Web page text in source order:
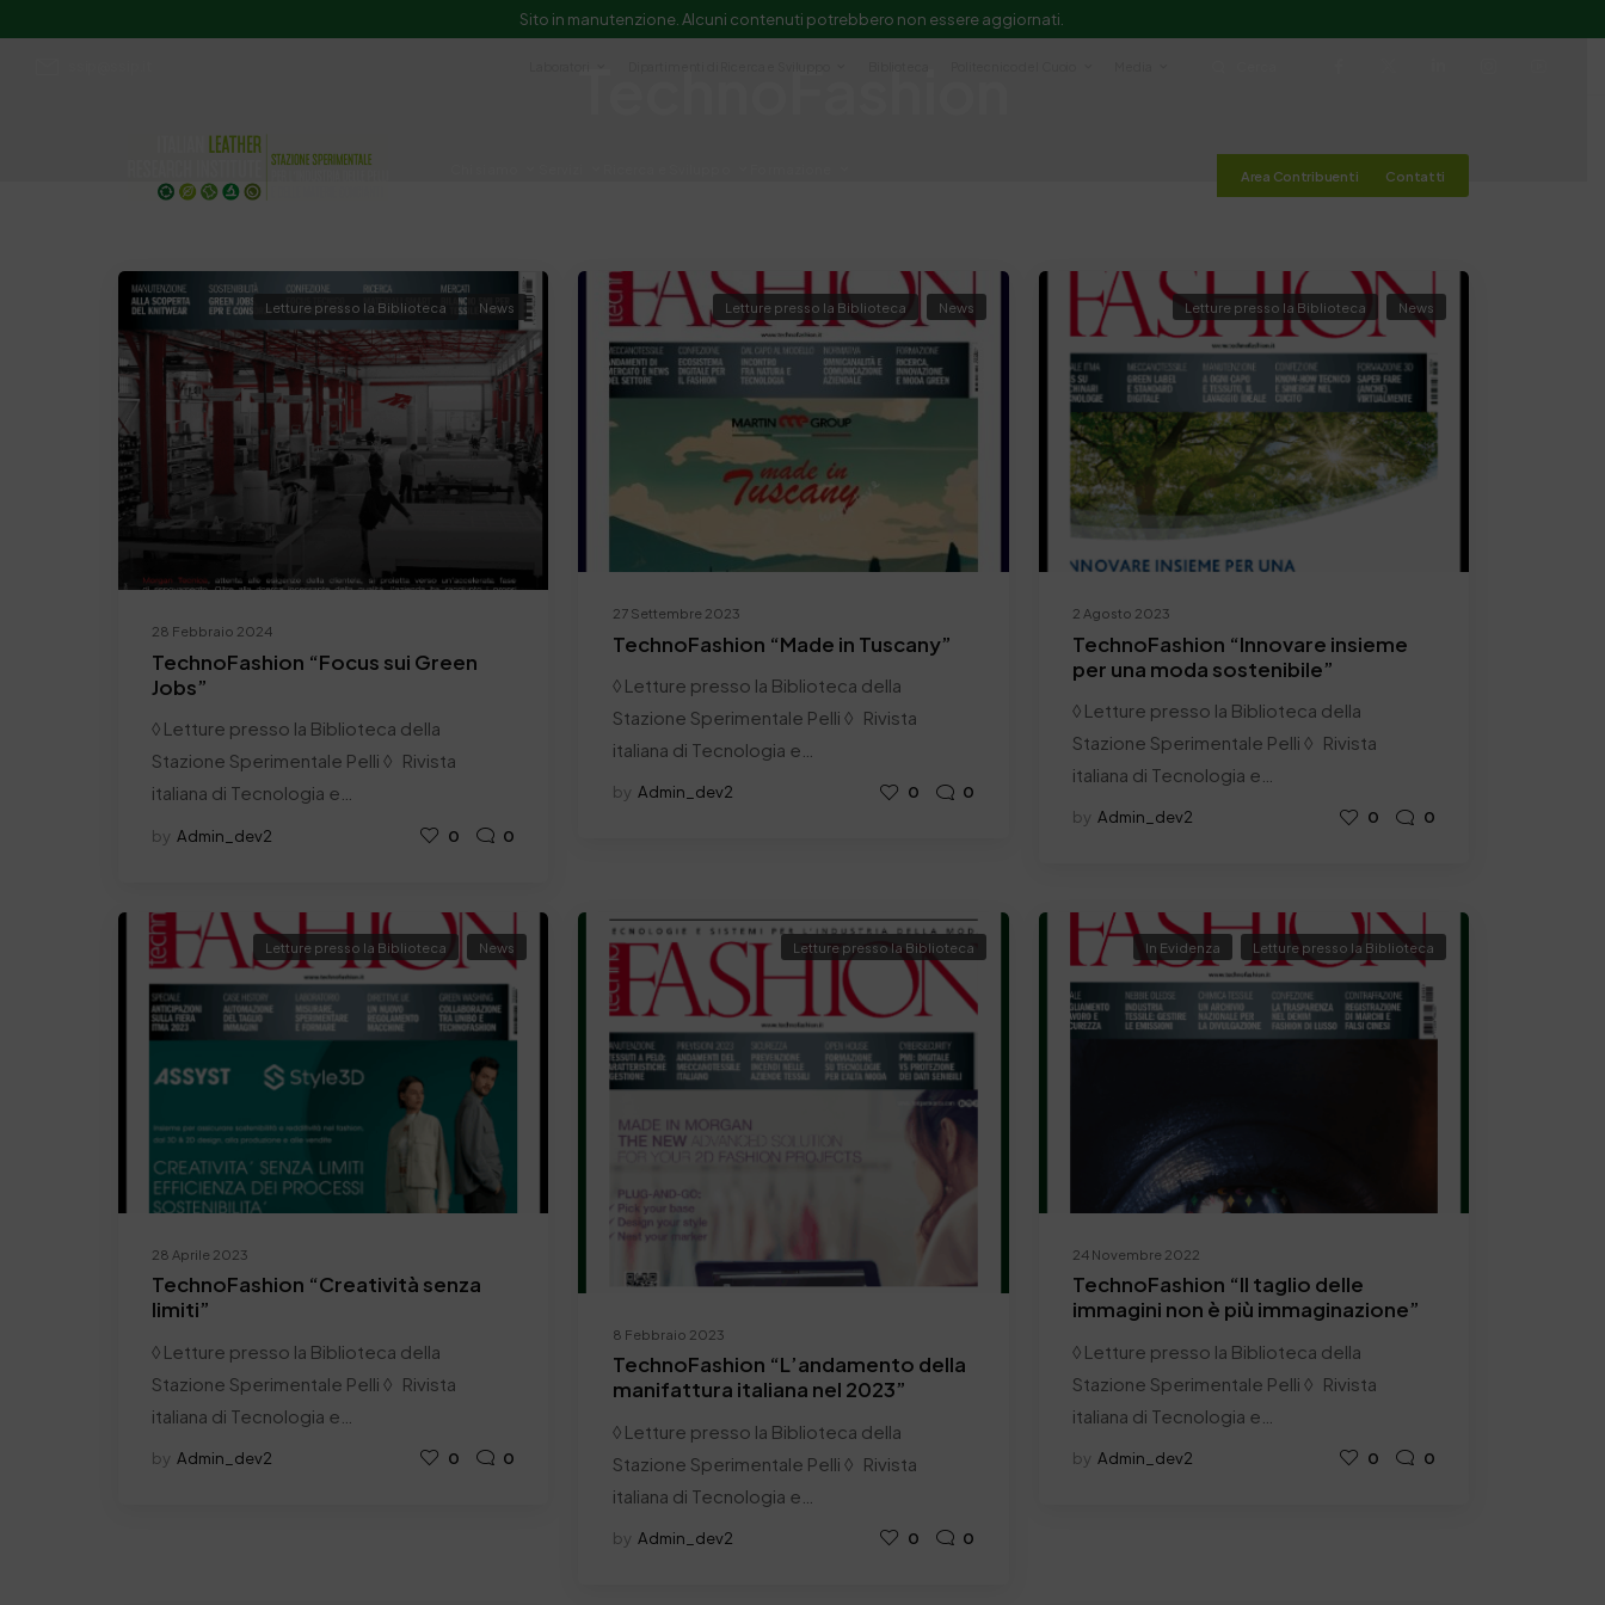
Sito in manutenzione. Alcuni contenuti potrebbero non essere aggiornati.
Area Contribuenti Contatti
28 Febbraio 2024
Letture presso la Biblioteca News
TechnoFashion “Focus sui Green
Jobs”
◊ Letture presso la Biblioteca della
Stazione Sperimentale Pelli ◊ Rivista
italiana di Tecnologia e…
by Admin_dev2 0 0
27 Settembre 2023
Letture presso la Biblioteca News
TechnoFashion “Made in Tuscany”
◊ Letture presso la Biblioteca della
Stazione Sperimentale Pelli ◊ Rivista
italiana di Tecnologia e…
by Admin_dev2 0 0
2 Agosto 2023
Letture presso la Biblioteca News
TechnoFashion “Innovare insieme
per una moda sostenibile”
◊ Letture presso la Biblioteca della
Stazione Sperimentale Pelli ◊ Rivista
italiana di Tecnologia e…
by Admin_dev2 0 0
28 Aprile 2023
Letture presso la Biblioteca News
TechnoFashion “Creatività senza
limiti”
◊ Letture presso la Biblioteca della
Stazione Sperimentale Pelli ◊ Rivista
italiana di Tecnologia e…
by Admin_dev2 0 0
8 Febbraio 2023
Letture presso la Biblioteca
TechnoFashion “L’andamento della
manifattura italiana nel 2023”
◊ Letture presso la Biblioteca della
Stazione Sperimentale Pelli ◊ Rivista
italiana di Tecnologia e…
by Admin_dev2 0 0
24 Novembre 2022
In Evidenza Letture presso la Biblioteca
TechnoFashion “Il taglio delle
immagini non è più immaginazione”
◊ Letture presso la Biblioteca della
Stazione Sperimentale Pelli ◊ Rivista
italiana di Tecnologia e…
by Admin_dev2 0 0